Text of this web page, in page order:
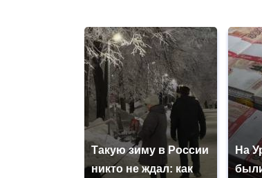
Такую зиму в России
никто не ждал: как
На